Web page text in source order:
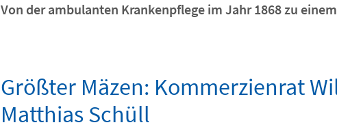
Von der ambulanten Krankenpflege im Jahr 1868 zu
Größter Mäzen: Kommerzienrat
Matthias Schüll